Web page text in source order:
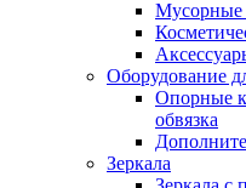
Мусорные
Оборудование
Опорные
обвязка
Зеркала